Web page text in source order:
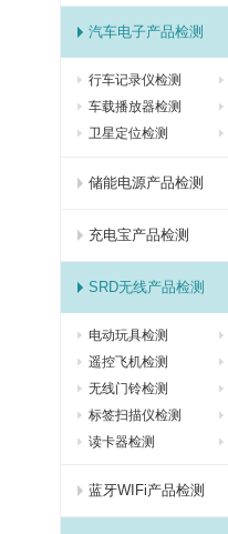
汽车电子产品检测
行车记录仪检测
车载播放器检测
卫星定位检测
储能电源产品检测
充电宝产品检测
SRD无线产品检测
电动玩具检测
遥控飞机检测
无线门铃检测
标签扫描仪检测
读卡器检测
蓝牙WIFi产品检测